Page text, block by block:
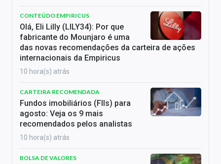
CONTEÚDO EMPIRICUS
Olá, Eli Lilly (LILY34): Por que
fabricante do Mounjaro é uma
das novas recomendações da carteira de ações
internacionais da Empiricus
10 hora(s) atrás
CARTEIRA RECOMENDADA
Fundos imobiliários (FIIs) para
agosto: Veja os 9 mais
recomendados pelos analistas
10 hora(s) atrás
BOLSA DE VALORES